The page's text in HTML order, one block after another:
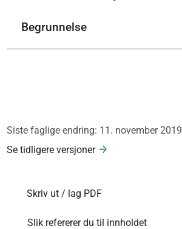
Begrunnelse
Siste faglige endring: 11. november 2019
Se tidligere versjoner
Skriv ut / lag PDF
Slik refererer du til innholdet